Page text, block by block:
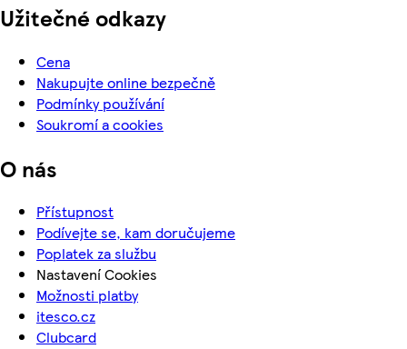
Užitečné odkazy
Cena
Nakupujte online bezpečně
Podmínky používání
Soukromí a cookies
O nás
Přístupnost
Podívejte se, kam doručujeme
Poplatek za službu
Nastavení Cookies
Možnosti platby
itesco.cz
Clubcard